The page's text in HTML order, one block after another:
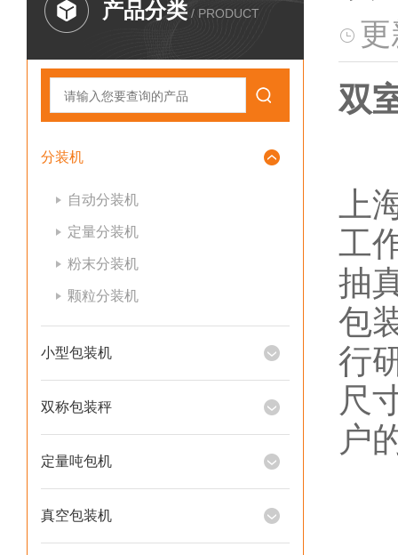
产品分类 / PRODUCT
分装机
自动分装机
定量分装机
粉末分装机
颗粒分装机
小型包装机
双称包装秤
定量吨包机
真空包装机
双
上
工
抽
包
行
尺
户